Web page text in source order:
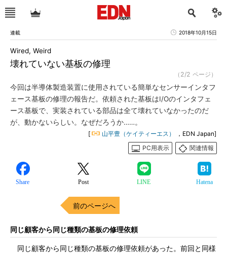
連載 2018年10月15日
壊れていない基板の修理
Wired, Weird
（2/2 ページ）
今回は半導体製造装置に使用されている簡単なセンサーインタフ
ェース基板の修理の報告だ。依頼された基板はI/Oのインタフェ
ース基板で、実装されている部品は全て壊れていなかったのだ
が、動かないらしい。なぜだろうか……。
[ 山平豊（ケイティーエス）
，EDN Japan]
PC用表示
関連情報
Share Post LINE Hatena
前のページへ
同じ顧客から同じ種類の基板の修理依頼
同じ顧客から同じ種類の基板の修理依頼があった。前回と同様